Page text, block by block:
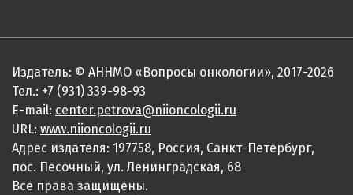
Издатель: © АННМО «Вопросы онкологии», 2017-2026
Тел.: +7 (931) 339-98-93
E-mail: center.petrova@niioncologii.ru
URL: www.niioncologii.ru
Адрес издателя: 197758, Россия, Санкт-Петербург,
пос. Песочный, ул. Ленинградская, 68
Все права защищены.